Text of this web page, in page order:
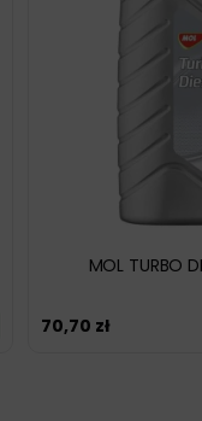
MOL TURBO
70,70 zł